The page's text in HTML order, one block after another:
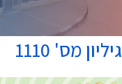
גיליון מס' 1110